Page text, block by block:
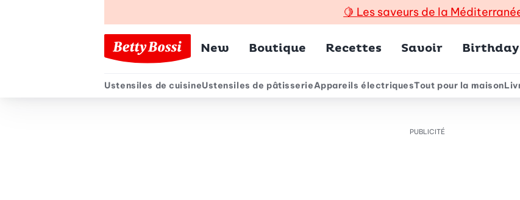
🍋 Les saveurs de la
Menu principal
New Boutique Recettes Savoir Birthday
Menu secondaire
Ustensiles de cuisineUstensiles de pâtisserieAppareils électriquesTout pour la maison
PUBLICITÉ